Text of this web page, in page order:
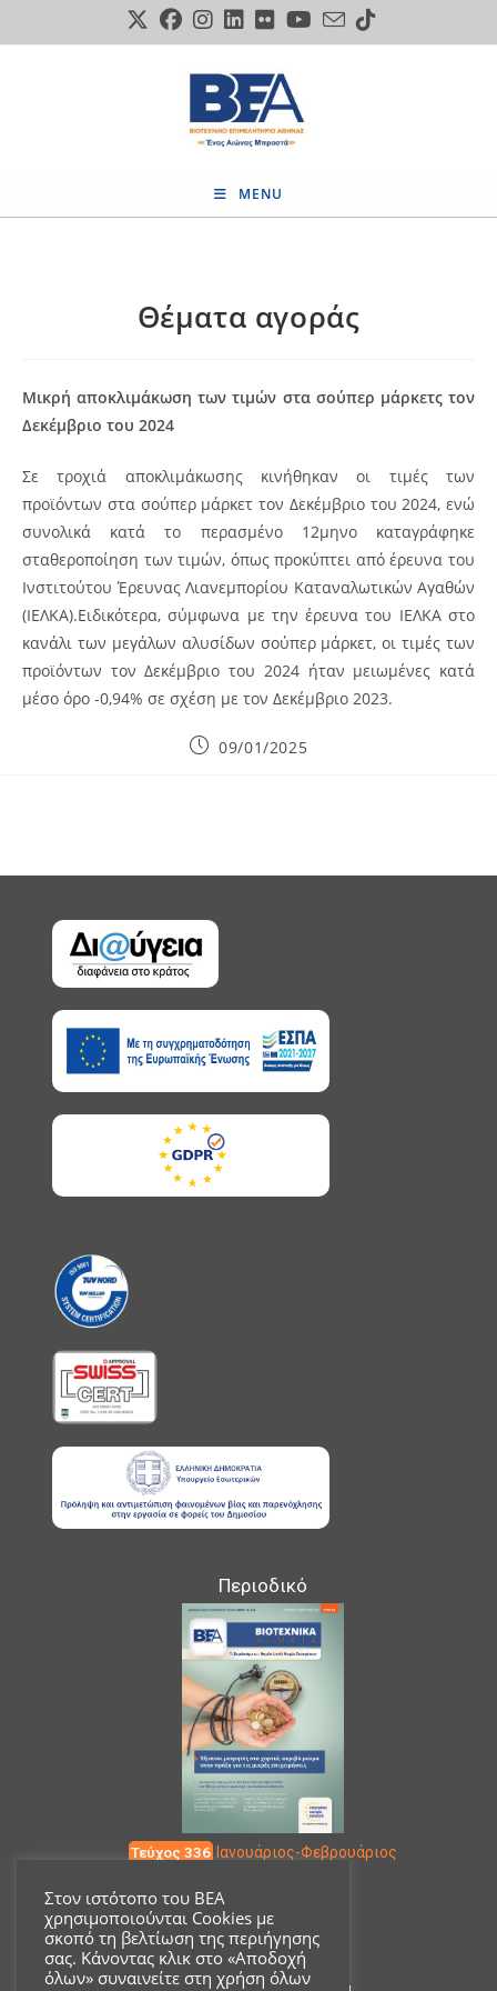
to
MENU
Θέματα αγοράς
Μικρή αποκλιμάκωση των τιμών στα σούπερ μάρκετς τον
Δεκέμβριο του 2024
Σε τροχιά αποκλιμάκωσης κινήθηκαν οι τιμές των
προϊόντων στα σούπερ μάρκετ τον Δεκέμβριο του 2024, ενώ
συνολικά κατά το περασμένο 12μηνο καταγράφηκε
σταθεροποίηση των τιμών, όπως προκύπτει από έρευνα του
Ινστιτούτου Έρευνας Λιανεμπορίου Καταναλωτικών Αγαθών
(ΙΕΛΚΑ).Ειδικότερα, σύμφωνα με την έρευνα του ΙΕΛΚΑ στο
κανάλι των μεγάλων αλυσίδων σούπερ μάρκετ, οι τιμές των
προϊόντων τον Δεκέμβριο του 2024 ήταν μειωμένες κατά
μέσο όρο -0,94% σε σχέση με τον Δεκέμβριο 2023.
Post09/01/2025
Περιοδικό
Τεύχος 336 Ιανουάριος-Φεβρουάριος
Επικοινωνία
Στον ιστότοπο του ΒΕΑ
χρησιμοποιούνται Cookies με
σκοπό τη βελτίωση της περιήγησης
σας. Κάνοντας κλικ στο «Αποδοχή
όλων» συναινείτε στη χρήση όλων